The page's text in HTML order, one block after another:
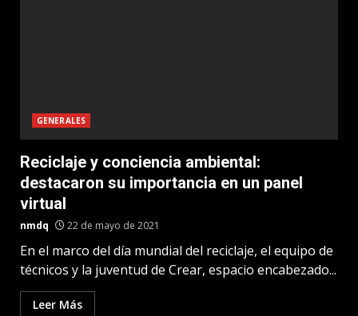
GENERALES
Reciclaje y conciencia ambiental:
destacaron su importancia en un panel
virtual
nmdq 22 de mayo de 2021
En el marco del día mundial del reciclaje, el equipo de
técnicos y la juventud de Crear, espacio encabezado...
Leer Más